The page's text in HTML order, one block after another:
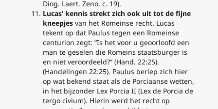
Diog. Laert. Zeno, c. 19).
Lucas’ kennis strekt zich ook uit tot de fijne
kneepjes van het Romeinse recht. Lucas
tekent op dat Paulus tegen een Romeinse
centurion zegt: “Is het voor u geoorloofd een
man te geselen die Romeins staatsburger is
en niet veroordeeld?” (Hand. 22:25).
(Handelingen 22:25). Paulus beriep zich hier
op wat bekend staat als de Porciaanse wetten,
in het bijzonder Lex Porcia II (Lex de Porcia de
tergo civium). Hierin werd het recht op